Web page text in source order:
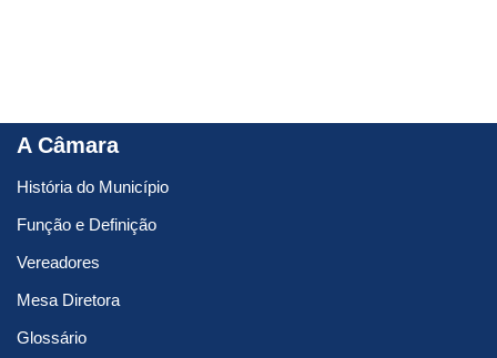
A Câmara
História do Município
Função e Definição
Vereadores
Mesa Diretora
Glossário